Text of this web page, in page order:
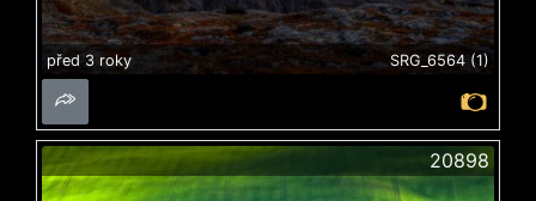
před 3 roky SRG_6564 (1)
20898